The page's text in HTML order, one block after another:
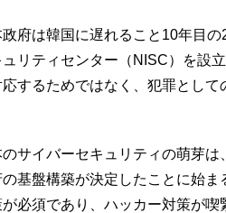
府は韓国に遅れること10年目
ュリティセンター（NISC）を設
するためではなく、犯罪とし
サイバーセキュリティの萌芽は
基盤構築が決定したことに始
が必須であり、ハッカー対策が